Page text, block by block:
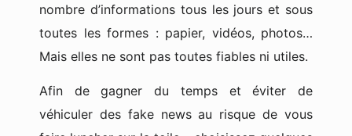
nombre d’informations tous les jours et sous
toutes les formes : papier, vidéos, photos…
Mais elles ne sont pas toutes fiables ni utiles.
Afin de gagner du temps et éviter de
véhiculer des fake news au risque de vous